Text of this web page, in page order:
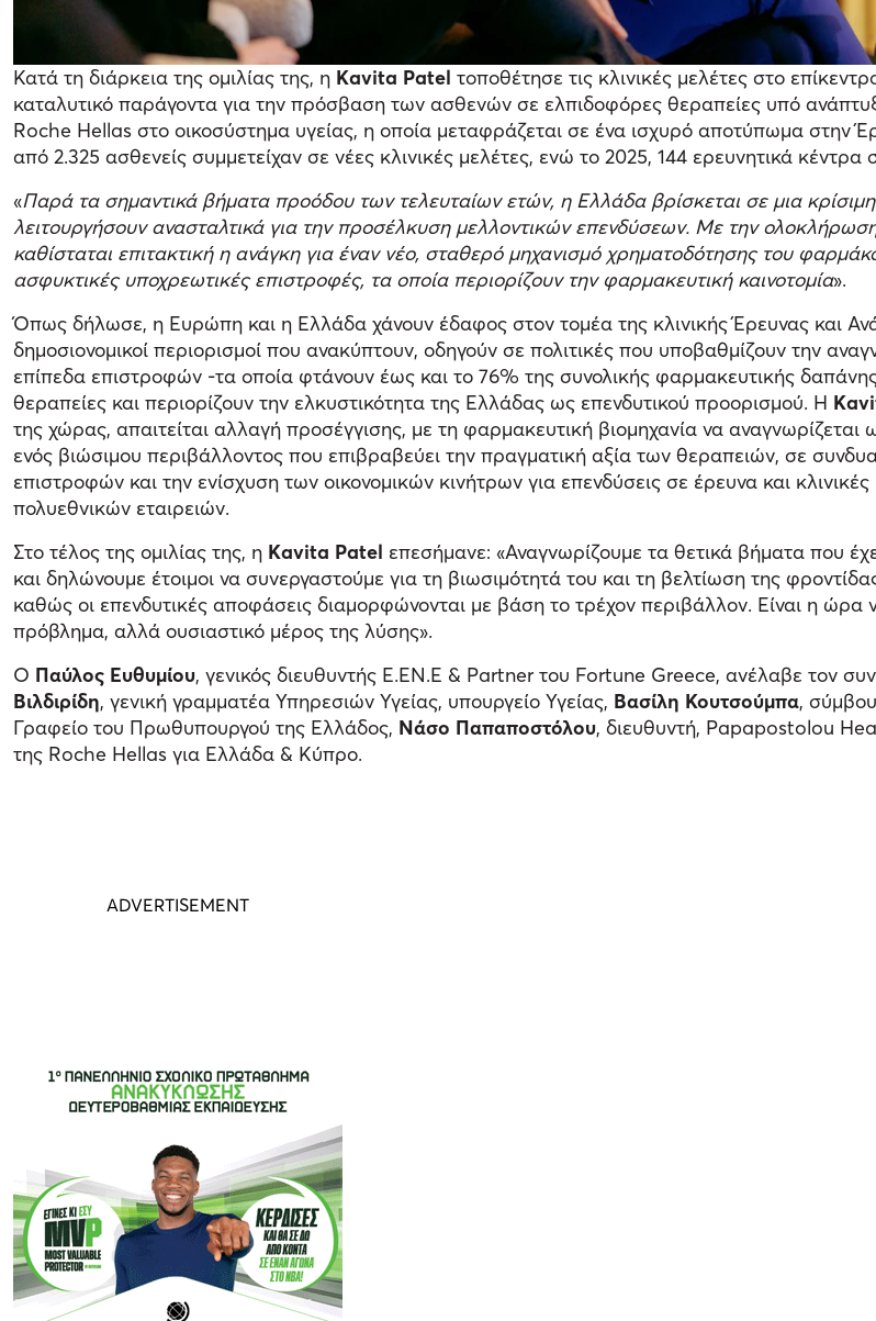
Κατά τη διάρκεια της ομιλίας της, η Kavita Patel τοποθέτησε τις κλινικές μελέτες στο
καταλυτικό παράγοντα για την πρόσβαση των ασθενών σε ελπιδοφόρες θεραπείες υπό
Roche Hellas στο οικοσύστημα υγείας, η οποία μεταφράζεται σε ένα ισχυρό αποτύπωμα στην
από 2.325 ασθενείς συμμετείχαν σε νέες κλινικές μελέτες, ενώ το 2025, 144 ερευνητικά κέντρα
«Παρά τα σημαντικά βήματα προόδου των τελευταίων ετών, η Ελλάδα βρίσκεται σε μια
λειτουργήσουν ανασταλτικά για την προσέλκυση μελλοντικών επενδύσεων. Με την
καθίσταται επιτακτική η ανάγκη για έναν νέο, σταθερό μηχανισμό χρηματοδότησης του
ασφυκτικές υποχρεωτικές επιστροφές, τα οποία περιορίζουν την φαρμακευτική καινοτομία».
Όπως δήλωσε, η Ευρώπη και η Ελλάδα χάνουν έδαφος στον τομέα της κλινικής Έρευνας και
δημοσιονομικοί περιορισμοί που ανακύπτουν, οδηγούν σε πολιτικές που υποβαθμίζουν την
επίπεδα επιστροφών -τα οποία φτάνουν έως και το 76% της συνολικής φαρμακευτικής
θεραπείες και περιορίζουν την ελκυστικότητα της Ελλάδας ως επενδυτικού προορισμού. Η
της χώρας, απαιτείται αλλαγή προσέγγισης, με τη φαρμακευτική βιομηχανία να
ενός βιώσιμου περιβάλλοντος που επιβραβεύει την πραγματική αξία των θεραπειών, σε
επιστροφών και την ενίσχυση των οικονομικών κινήτρων για επενδύσεις σε έρευνα και
πολυεθνικών εταιρειών.
Στο τέλος της ομιλίας της, η Kavita Patel επεσήμανε: «Αναγνωρίζουμε τα θετικά βήματα που
και δηλώνουμε έτοιμοι να συνεργαστούμε για τη βιωσιμότητά του και τη βελτίωση της
καθώς οι επενδυτικές αποφάσεις διαμορφώνονται με βάση το τρέχον περιβάλλον. Είναι η ώρα
πρόβλημα, αλλά ουσιαστικό μέρος της λύσης».
Ο Παύλος Ευθυμίου, γενικός διευθυντής Ε.ΕΝ.Ε & Partner του Fortune Greece, ανέλαβε τον
Βιλδιρίδη, γενική γραμματέα Υπηρεσιών Υγείας, υπουργείο Υγείας, Βασίλη Κουτσούμπα,
Γραφείο του Πρωθυπουργού της Ελλάδος, Νάσο Παπαποστόλου, διευθυντή, Papapostolou
της Roche Hellas για Ελλάδα & Κύπρο.